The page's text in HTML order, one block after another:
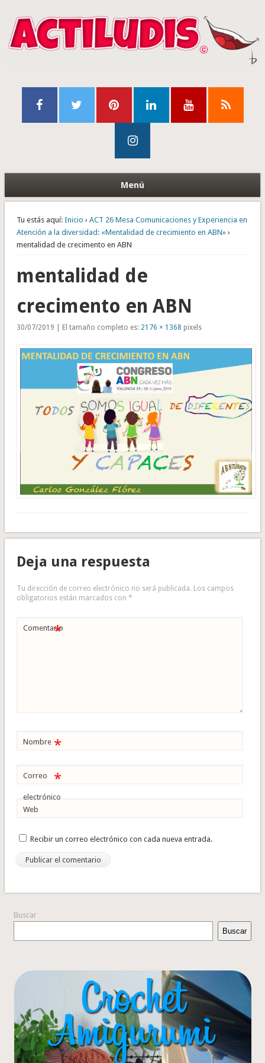
Menú
Tu estás aquí: Inicio › ACT 26 Mesa Comunicaciones y Experiencia en
Atención a la diversidad: «Mentalidad de crecimiento en ABN»›
mentalidad de crecimento en ABN
mentalidad de
crecimento en ABN
30/07/2019 | El tamaño completo es: 2176 × 1368 pixels
Deja una respuesta
Tu dirección de correo electrónico no será publicada. Los campos
obligatorios están marcados con *
Comentario
*
Nombre *
Correo
electrónico
*
Web
Recibir un correo electrónico con cada nueva entrada.
Buscar
Buscar